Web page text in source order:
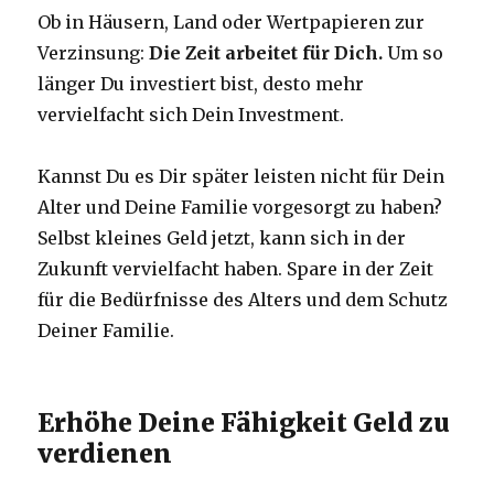
Ob in Häusern, Land oder Wertpapieren zur
Verzinsung:Die Zeit arbeitet für Dich. Um so
länger Du investiert bist, desto mehr
vervielfacht sich Dein Investment.
Kannst Du es Dir später leisten nicht für Dein
Alter und Deine Familie vorgesorgt zu haben?
Selbst kleines Geld jetzt, kann sich in der
Zukunft vervielfacht haben. Spare in der Zeit
für die Bedürfnisse des Alters und dem Schutz
Deiner Familie.
Erhöhe Deine Fähigkeit Geld zu
verdienen